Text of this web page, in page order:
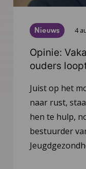
Nieuws 4
Opinie:
ouders
Juist op het
naar rust,
hen te hulp,
bestuurder